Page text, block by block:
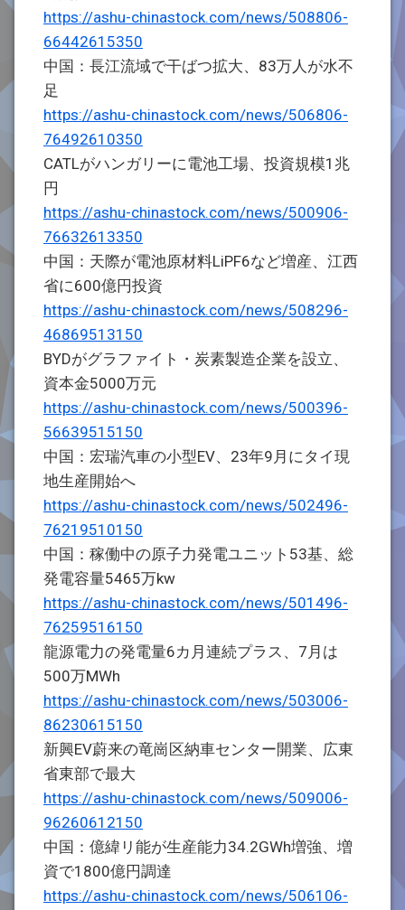
https://ashu-chinastock.com/news/508806-
66442615350
中国：長江流域で干ばつ拡大、83万人が水不
足
https://ashu-chinastock.com/news/506806-
76492610350
CATLがハンガリーに電池工場、投資規模1兆
円
https://ashu-chinastock.com/news/500906-
76632613350
中国：天際が電池原材料LiPF6など増産、江西
省に600億円投資
https://ashu-chinastock.com/news/508296-
46869513150
BYDがグラファイト・炭素製造企業を設立、
資本金5000万元
https://ashu-chinastock.com/news/500396-
56639515150
中国：宏瑞汽車の小型EV、23年9月にタイ現
地生産開始へ
https://ashu-chinastock.com/news/502496-
76219510150
中国：稼働中の原子力発電ユニット53基、総
発電容量5465万kw
https://ashu-chinastock.com/news/501496-
76259516150
龍源電力の発電量6カ月連続プラス、7月は
500万MWh
https://ashu-chinastock.com/news/503006-
86230615150
新興EV蔚来の竜崗区納車センター開業、広東
省東部で最大
https://ashu-chinastock.com/news/509006-
96260612150
中国：億緯リ能が生産能力34.2GWh増強、増
資で1800億円調達
https://ashu-chinastock.com/news/506106-